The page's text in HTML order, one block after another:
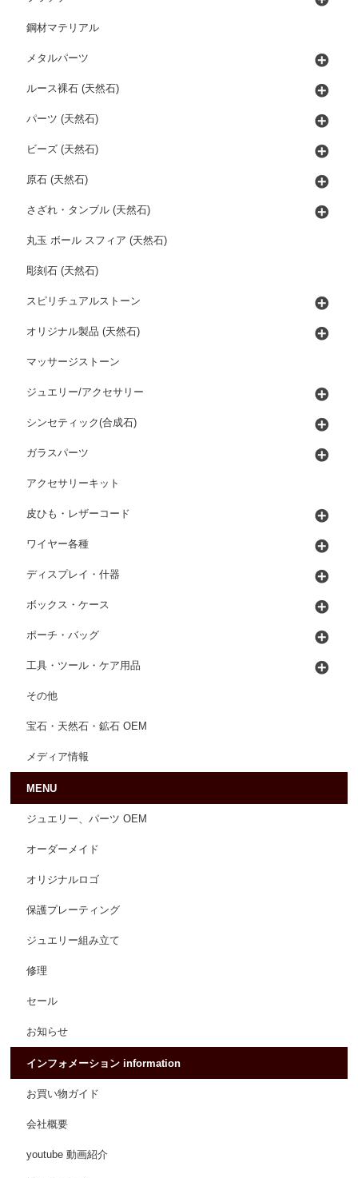
鋼材マテリアル
メタルパーツ
ルース裸石 (天然石)
パーツ (天然石)
ビーズ (天然石)
原石 (天然石)
さざれ・タンブル (天然石)
丸玉 ボール スフィア (天然石)
彫刻石 (天然石)
スピリチュアルストーン
オリジナル製品 (天然石)
マッサージストーン
ジュエリー/アクセサリー
シンセティック(合成石)
ガラスパーツ
アクセサリーキット
皮ひも・レザーコード
ワイヤー各種
ディスプレイ・什器
ボックス・ケース
ポーチ・バッグ
工具・ツール・ケア用品
その他
宝石・天然石・鉱石 OEM
メディア情報
MENU
ジュエリー、パーツ OEM
オーダーメイド
オリジナルロゴ
保護プレーティング
ジュエリー組み立て
修理
セール
お知らせ
インフォメーション information
お買い物ガイド
会社概要
youtube 動画紹介